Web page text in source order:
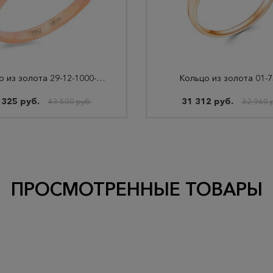
Кольцо из золота 29-12-1000-07701
руб. 43 500 руб.
Кольцо из золота 01-
31 312 руб. 32 960
ПРОСМОТРЕННЫЕ ТОВАРЫ